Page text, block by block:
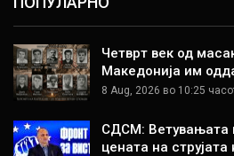
Четврт век од
Македонија им
8 Aug, 2026 во 10:25
СДСМ: Ветувањата
цената на струјата